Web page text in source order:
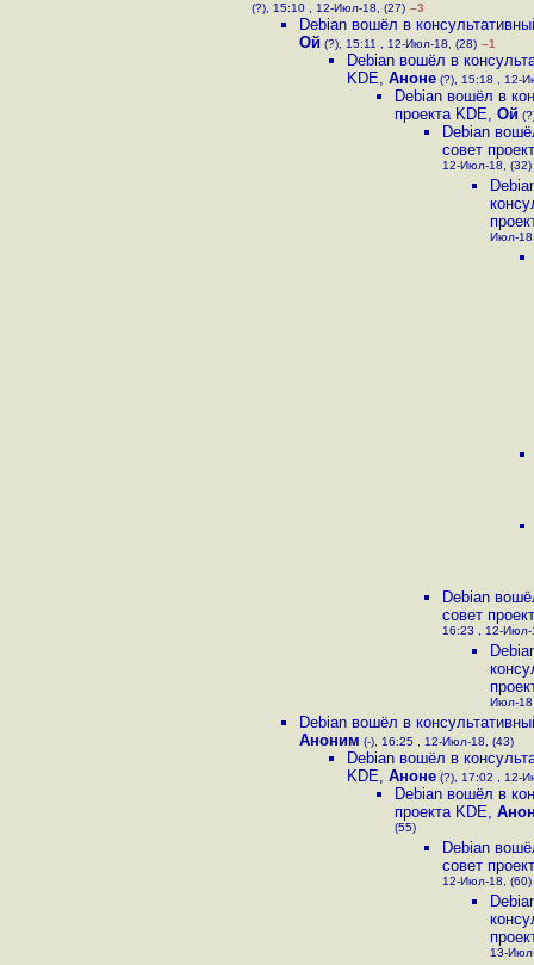
(?), 15:10 , 12-Июл-18, (27) –3
Debian вошёл в
Ой (?), 15:11 , 12-Июл-18, (28) –1
Debian вошёл в
KDE, Аноне (?), 15:18 , 12-
Debian вошёл в
проекта KDE, Ой
Debian
cовет
12-Июл-18, (32)
Июл-
Debian
cовет
16:23 , 12-Июл-
Июл-
Debian вошёл в
Аноним (-), 16:25 , 12-Июл-18, (43)
Debian вошёл в
KDE, Аноне (?), 17:02 , 12-
Debian вошёл в
проекта KDE,
(55)
Debian
cовет
12-Июл-18, (60)
13-